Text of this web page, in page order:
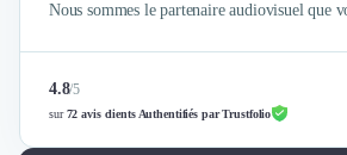
Nous sommes le partenaire audiovisuel que
4.8/5
sur72 avis clients Authentifiés par Trustfolio